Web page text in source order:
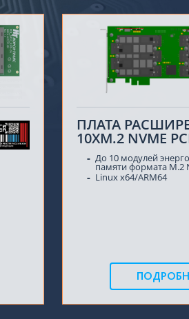
ПЛАТА
10XM.2 NVME
До 10 модулей
памяти формата M.2
Linux x64/ARM64